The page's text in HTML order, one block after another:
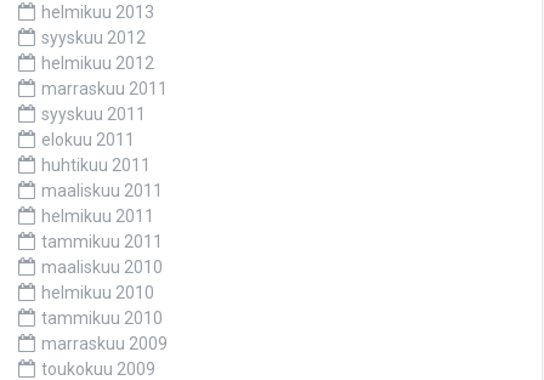
helmikuu 2013
syyskuu 2012
helmikuu 2012
marraskuu 2011
syyskuu 2011
elokuu 2011
huhtikuu 2011
maaliskuu 2011
helmikuu 2011
tammikuu 2011
maaliskuu 2010
helmikuu 2010
tammikuu 2010
marraskuu 2009
toukokuu 2009